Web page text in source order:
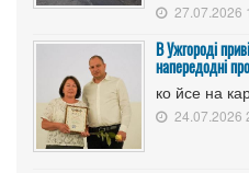
27.07.2026
В Ужгороді
напередодні
ко йсе на
24.07.2026